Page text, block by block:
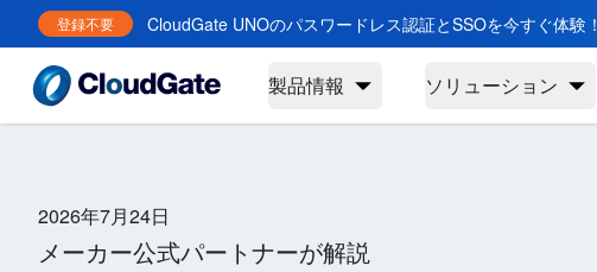
登録不要 CloudGate UNOのパスワードレス認証とSSOを今すぐ体験！
製品情報 ソリューション
2026年7月24日
メーカー公式パートナーが解説